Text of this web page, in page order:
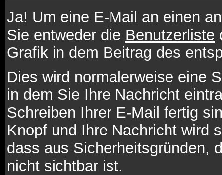
Ja! Um eine E-Mail an einen
Sie entweder die Benutzerliste
Grafik in dem Beitrag des
Dies wird normalerweise eine
in dem Sie Ihre Nachricht
Schreiben Ihrer E-Mail fertig
Knopf und Ihre Nachricht wird
dass aus Sicherheitsgründen,
nicht sichtbar ist.